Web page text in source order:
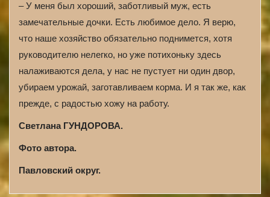
– У меня был хороший, заботливый муж, есть
замечательные дочки. Есть любимое дело. Я верю,
что наше хозяйство обязательно поднимется, хотя
руководителю нелегко, но уже потихоньку здесь
налаживаются дела, у нас не пустует ни один двор,
убираем урожай, заготавливаем корма. И я так же, как
прежде, с радостью хожу на работу.
Светлана ГУНДОРОВА.
Фото автора.
Павловский округ.